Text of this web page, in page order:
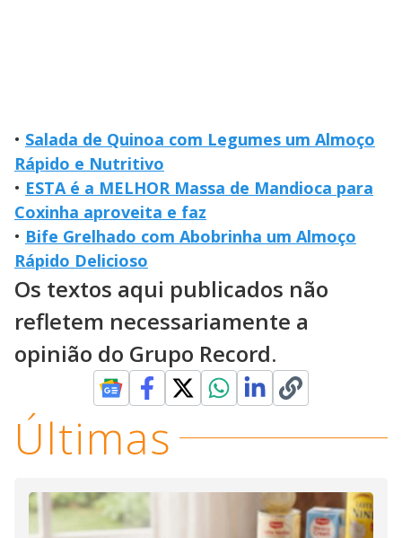
• Salada de Quinoa com Legumes um Almoço
Rápido e Nutritivo
• ESTA é a MELHOR Massa de Mandioca para
Coxinha aproveita e faz
• Bife Grelhado com Abobrinha um Almoço
Rápido Delicioso
Os textos aqui publicados não
refletem necessariamente a
opinião do Grupo Record.
Últimas